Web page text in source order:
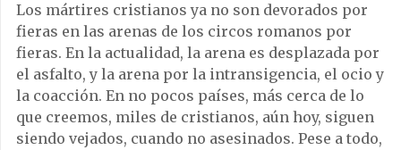
Los mártires cristianos ya no son devorados por
fieras en las arenas de los circos romanos por
fieras. En la actualidad, la arena es desplazada por
el asfalto, y la arena por la intransigencia, el ocio y
la coacción. En no pocos países, más cerca de lo
que creemos, miles de cristianos, aún hoy, siguen
siendo vejados, cuando no asesinados. Pese a todo,